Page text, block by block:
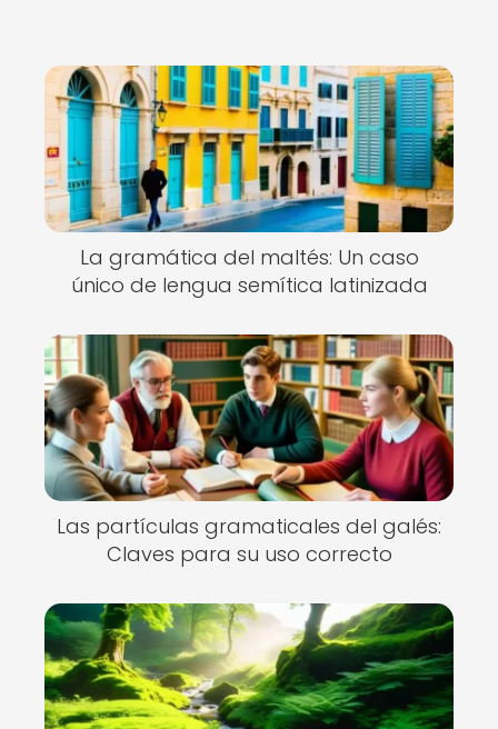
La gramática del maltés: Un caso
único de lengua semítica latinizada
Las partículas gramaticales del galés:
Claves para su uso correcto